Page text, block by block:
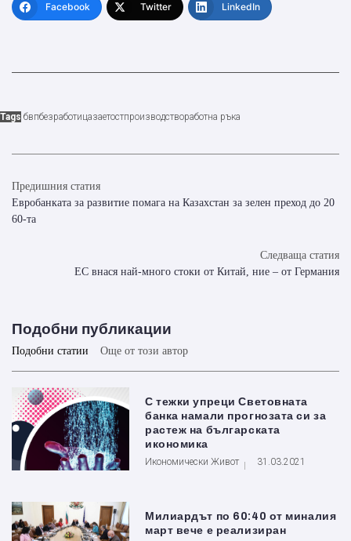
Facebook Twitter LinkedIn
Tags бвпбезработицазаетостпроизводствоработна ръка
Предишния статия
Евробанката за развитие помага на Казахстан за зелен преход до 20
60-та
Следваща статия
ЕС внася най-много стоки от Китай, ние – от Германия
Подобни публикации
Подобни статии Още от този автор
С тежки упреци Световната
банка намали прогнозата си за
растеж на българската
икономика
Икономически Живот 31.03.2021
Милиардът по 60:40 от миналия
март вече е реализиран